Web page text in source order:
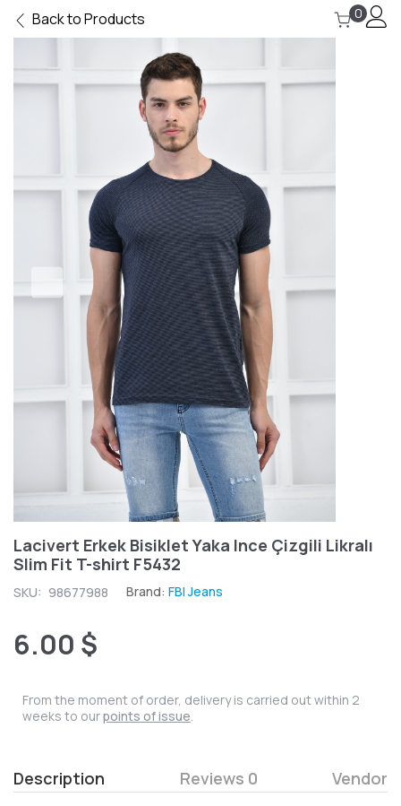
Back to Products 0
Lacivert Erkek Bisiklet Yaka Ince Çizgili Likralı
Slim Fit T-shirt F5432
SKU: 98677988 Brand: FBI Jeans
6.00 $
From the moment of order, delivery is carried out within 2
weeks to ourpoints of issue.
Description Reviews 0 Vendor